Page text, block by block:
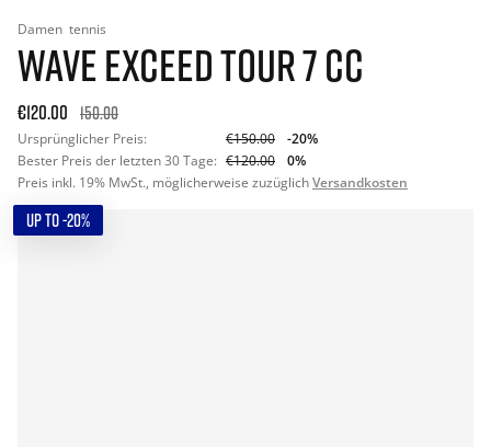
Damen tennis
WAVE EXCEED TOUR 7 CC
€120.00 150.00
Ursprünglicher Preis: €150.00
-20%
Bester Preis der letzten 30 Tage: €120.00
0%
Preis inkl. 19% MwSt., möglicherweise zuzüglichVersandkosten
UP TO -20%